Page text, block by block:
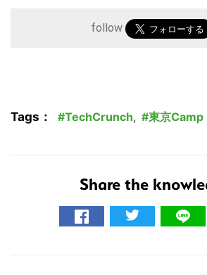
follow
Tags： TechCrunch, 東京Camp
Share the